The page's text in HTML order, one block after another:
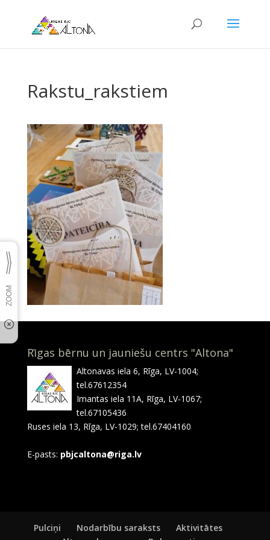
Rakstu_rakstiem
Rīgas bērnu un jauniešu centrs "Altona"
Altonavas iela 6, Rīga, LV-1004;
tel.67612354
Imantas iela 11A, Rīga, LV-1067;
tel.67105436
Ruses iela 13, Rīga, LV-1029; tel.67404160
E-pasts: pbjcaltona@riga.lv
Pulciņi Nodarbību saraksts
Aktivitātes